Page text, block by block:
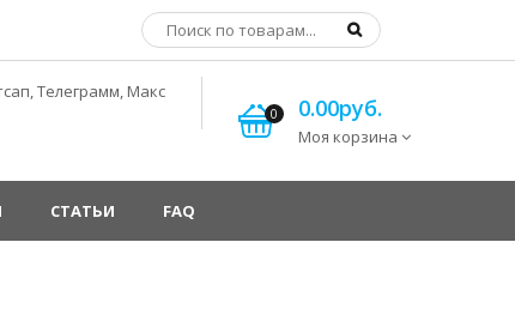
Телеграмм, Макс
0 0.00руб.
Моя корзина
СТАТЬИ FAQ